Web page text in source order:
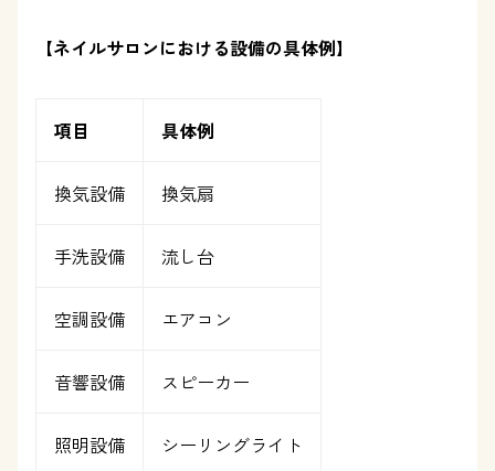
【ネイルサロンにおける設備の具体例】
項目 具体例
換気設備 換気扇
手洗設備 流し台
空調設備 エアコン
音響設備 スピーカー
照明設備 シーリングライト